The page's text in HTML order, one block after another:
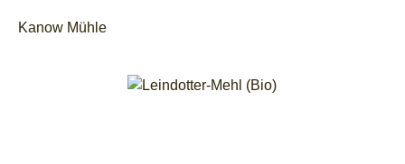
Kanow Mühle
Bildergalerie überspringen